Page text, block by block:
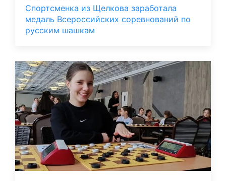
Спортсменка из Щелкова заработала
медаль Всероссийских соревнований по
русским шашкам